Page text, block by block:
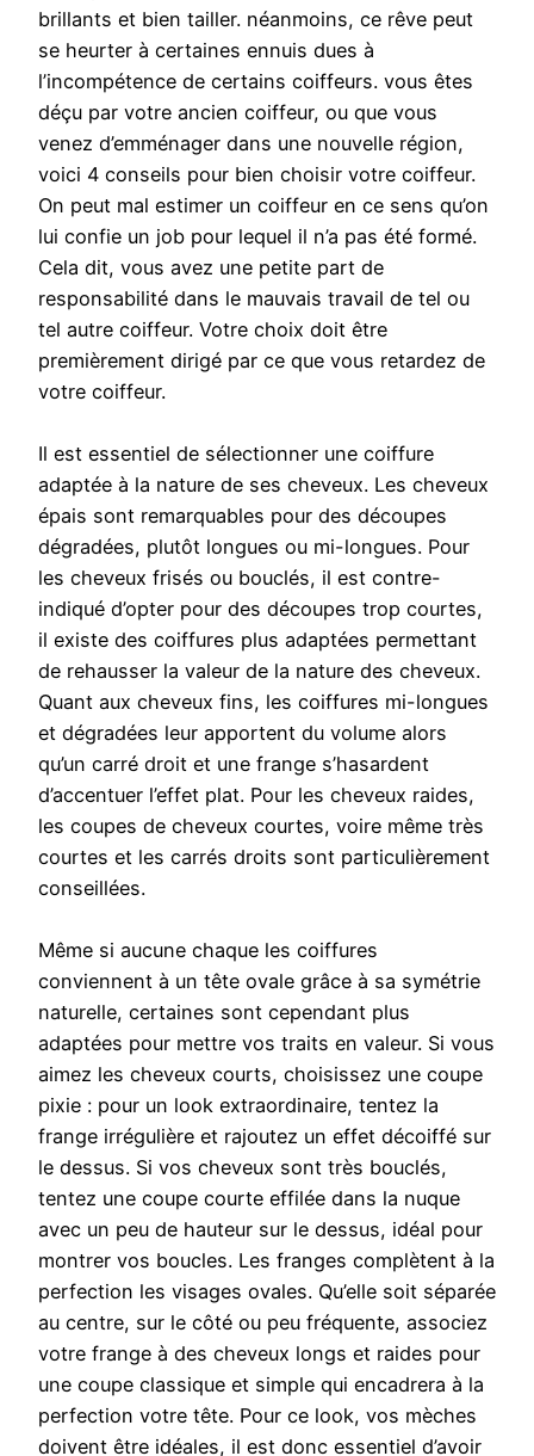
brillants et bien tailler. néanmoins, ce rêve peut
se heurter à certaines ennuis dues à
l’incompétence de certains coiffeurs. vous êtes
déçu par votre ancien coiffeur, ou que vous
venez d’emménager dans une nouvelle région,
voici 4 conseils pour bien choisir votre coiffeur.
On peut mal estimer un coiffeur en ce sens qu’on
lui confie un job pour lequel il n’a pas été formé.
Cela dit, vous avez une petite part de
responsabilité dans le mauvais travail de tel ou
tel autre coiffeur. Votre choix doit être
premièrement dirigé par ce que vous retardez de
votre coiffeur.
Il est essentiel de sélectionner une coiffure
adaptée à la nature de ses cheveux. Les cheveux
épais sont remarquables pour des découpes
dégradées, plutôt longues ou mi-longues. Pour
les cheveux frisés ou bouclés, il est contre-
indiqué d’opter pour des découpes trop courtes,
il existe des coiffures plus adaptées permettant
de rehausser la valeur de la nature des cheveux.
Quant aux cheveux fins, les coiffures mi-longues
et dégradées leur apportent du volume alors
qu’un carré droit et une frange s’hasardent
d’accentuer l’effet plat. Pour les cheveux raides,
les coupes de cheveux courtes, voire même très
courtes et les carrés droits sont particulièrement
conseillées.
Même si aucune chaque les coiffures
conviennent à un tête ovale grâce à sa symétrie
naturelle, certaines sont cependant plus
adaptées pour mettre vos traits en valeur. Si vous
aimez les cheveux courts, choisissez une coupe
pixie : pour un look extraordinaire, tentez la
frange irrégulière et rajoutez un effet décoiffé sur
le dessus. Si vos cheveux sont très bouclés,
tentez une coupe courte effilée dans la nuque
avec un peu de hauteur sur le dessus, idéal pour
montrer vos boucles. Les franges complètent à la
perfection les visages ovales. Qu’elle soit séparée
au centre, sur le côté ou peu fréquente, associez
votre frange à des cheveux longs et raides pour
une coupe classique et simple qui encadrera à la
perfection votre tête. Pour ce look, vos mèches
doivent être idéales, il est donc essentiel d’avoir